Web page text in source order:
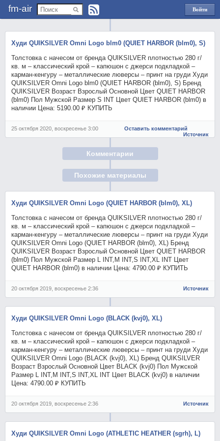
fm-air
Войти
через
Худи QUIKSILVER Omni Logo blm0 (QUIET HARBOR (blm0), S)
Толстовка с начесом от бренда QUIKSILVER плотностью 280 г/
кв. м – классический крой – капюшон с джерси подкладкой –
карман-кенгуру – металлические люверсы – принт на груди Худи
QUIKSILVER Omni Logo blm0 (QUIET HARBOR (blm0), S) Бренд
QUIKSILVER Возраст Взрослый Основной Цвет QUIET HARBOR
(blm0) Пол Мужской Размер S INT Цвет QUIET HARBOR (blm0) в
наличии Цена: 5190.00 ₽ КУПИТЬ
25 октября 2020, воскресенье 3:00
Оставить комментарий
Источник
Комментарии
Похожие материалы
Худи QUIKSILVER Omni Logo (QUIET HARBOR (blm0), XL)
Толстовка с начесом от бренда QUIKSILVER плотностью 280 г/
кв. м – классический крой – капюшон с джерси подкладкой –
карман-кенгуру – металлические люверсы – принт на груди Худи
QUIKSILVER Omni Logo (QUIET HARBOR (blm0), XL) Бренд
QUIKSILVER Возраст Взрослый Основной Цвет QUIET HARBOR
(blm0) Пол Мужской Размер L INT,M INT,S INT,XL INT Цвет
QUIET HARBOR (blm0) в наличии Цена: 4790.00 ₽ КУПИТЬ
20 октября 2019, воскресенье 2:36 Источник
Худи QUIKSILVER Omni Logo (BLACK (kvj0), XL)
Толстовка с начесом от бренда QUIKSILVER плотностью 280 г/
кв. м – классический крой – капюшон с джерси подкладкой –
карман-кенгуру – металлические люверсы – принт на груди Худи
QUIKSILVER Omni Logo (BLACK (kvj0), XL) Бренд QUIKSILVER
Возраст Взрослый Основной Цвет BLACK (kvj0) Пол Мужской
Размер L INT,M INT,S INT,XL INT Цвет BLACK (kvj0) в наличии
Цена: 4790.00 ₽ КУПИТЬ
20 октября 2019, воскресенье 2:36 Источник
Худи QUIKSILVER Omni Logo (ATHLETIC HEATHER (sgrh), L)